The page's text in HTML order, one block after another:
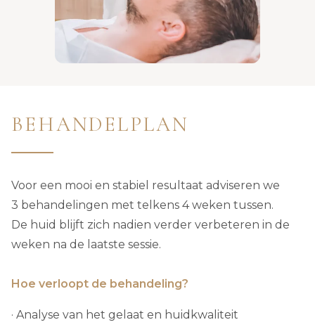
BEHANDELPLAN
Voor een mooi en stabiel resultaat adviseren we
3 behandelingen met telkens 4 weken tussen.
De huid blijft zich nadien verder verbeteren in de
weken na de laatste sessie.
Hoe verloopt de behandeling?
· Analyse van het gelaat en huidkwaliteit